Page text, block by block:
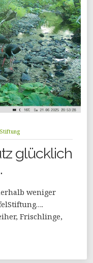
glücklich
weniger
Frischlinge,